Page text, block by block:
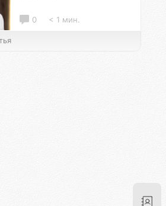
0 < 1 мин.